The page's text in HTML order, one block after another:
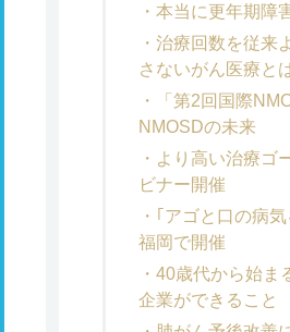
本当に更年期障
治療回数を従来
さないがん医療と
「第2回国際
NMOSDの未来
より高い治療ゴ
ビナー開催
｢アゴと口の病
福岡で開催
40歳代から始ま
企業ができること